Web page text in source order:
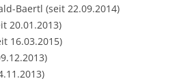
Baertl (seit 22.09.2014)
20.01.2013)
16.03.2015)